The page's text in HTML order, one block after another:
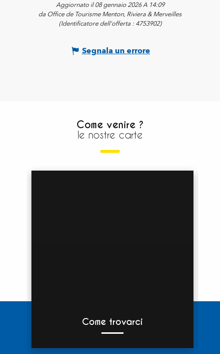
Aggiornato il 08 gennaio 2026 A 14:09
da Office de Tourisme Menton, Riviera & Merveilles
(Identificatore dell'offerta : 4753902)
Segnala un errore
Come venire ?
le nostre carte
Come trovarci